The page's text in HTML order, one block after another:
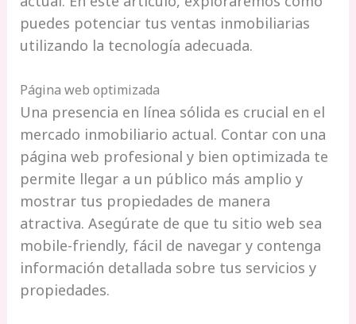
puedes potenciar tus ventas inmobiliarias
utilizando la tecnología adecuada.
Página web optimizada
Una presencia en línea sólida es crucial en el
mercado inmobiliario actual. Contar con una
página web profesional y bien optimizada te
permite llegar a un público más amplio y
mostrar tus propiedades de manera
atractiva. Asegúrate de que tu sitio web sea
mobile-friendly, fácil de navegar y contenga
información detallada sobre tus servicios y
propiedades.